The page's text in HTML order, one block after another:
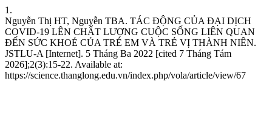
1.
Nguyễn Thị HT, Nguyễn TBA. TÁC ĐỘNG CỦA ĐẠI DỊCH
COVID-19 LÊN CHẤT LƯỢNG CUỘC SỐNG LIÊN QUAN
ĐẾN SỨC KHOẺ CỦA TRẺ EM VÀ TRẺ VỊ THÀNH NIÊN.
JSTLU-A [Internet]. 5 Tháng Ba 2022 [cited 7 Tháng Tám
2026];2(3):15-22. Available at:
https://science.thanglong.edu.vn/index.php/vola/article/view/67